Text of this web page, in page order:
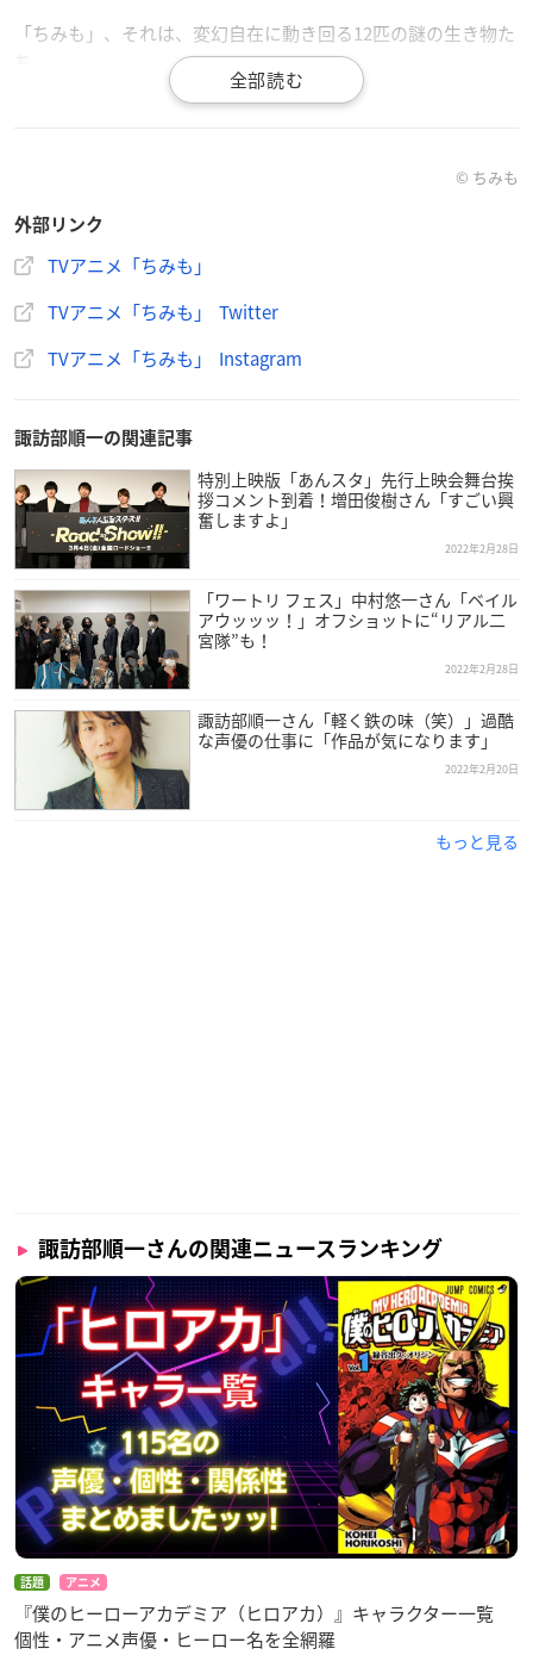
「ちみも」、それは、変幻自在に動き回る12匹の謎の生き物た
ち。
彼らは、＜地獄の使者＞と名乗る鬼の形相をした「地獄さん」
ちみもと地獄さんがやって来た目的はなんと、人間界を【地
人間界地獄化計画を実行するため、その目的を隠しながら、
「むつみ」「はづき」「めい」の三姉妹が暮らす鬼神家に居候
コロンとした見た目の謎の生き物・ちみもたちと、見た目はこ
わいけどちょっと間抜けな地獄さん、そして強烈キャラの三姉
妹が繰り広げる、笑えてほっこりする日常。
、「鬼滅の刃」のコラボなど、かわいいLINEスタンプでおなじ
みの 大人気イラストレーター・ カナヘイ、アニメーション制
作は「ドラえもん」や「クレヨンしんちゃん 」など大人気 ア
ニメを数多く手掛けるシンエイ動画。
脚本には、「スペース☆ダンディ」、「映画クレヨンしんちゃ
ん 」シリーズ、「キャロル＆チューズデイ」のうえのきみこ。
この夏、世知辛い世の中を吹き飛ばす、ハートフル地獄コメデ
ィ が誕生します！
【放送日時】
キャラクターデザイン・総作画監督：堤舞
色彩設計：蝦名佳代子
美術監督：高橋佐知 CG ディレクター：伊賀夕 編集：藤本理子
音楽：やしきん
音響制作：スタジオマウス
アニメーション協力：M ２ ANIMATION ・ DeeDee Animation S
tudio
アニメーション制作：シンエイ動画
製作：ちみも製作委員会
※敬称略
© ちみも
外部リンク
TVアニメ「ちみも」
TVアニメ「ちみも」 Twitter
TVアニメ「ちみも」 Instagram
諏訪部順一の関連記事
特別上映版「あんスタ」先行上映会舞台挨
拶コメント到着！増田俊樹さん「すごい興
奮しますよ」
2022年2月28日
「ワートリ フェス」中村悠一さん「ベイル
アウッッッ！」オフショットに“リアル二
宮隊”も！
2022年2月28日
諏訪部順一さん「軽く鉄の味（笑）」過酷
な声優の仕事に「作品が気になります」
2022年2月20日
もっと見る
諏訪部順一さんの関連ニュースランキング
話題 アニメ
『僕のヒーローアカデミア（ヒロアカ）』キャラクター一覧
個性・アニメ声優・ヒーロー名を全網羅